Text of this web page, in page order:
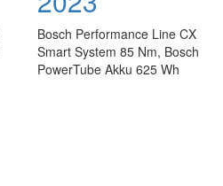
Bosch Performance Line CX
Smart System 85 Nm, Bosch
PowerTube Akku 625 Wh